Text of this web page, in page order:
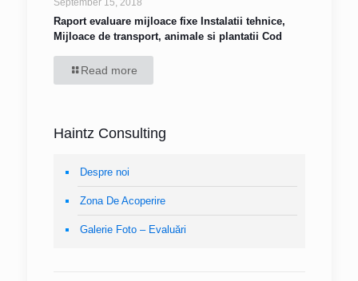
September 15, 2018
Raport evaluare mijloace fixe Instalatii tehnice,
Mijloace de transport, animale si plantatii Cod
Read more
Haintz Consulting
Despre noi
Zona De Acoperire
Galerie Foto – Evaluări